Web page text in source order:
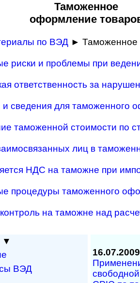
Таможенное
оформление
по ВЭД ► Таможенное
риски и проблемы при
ответственность за
сведения для таможенного
таможенной стоимости по
лиц в
НДС на таможне при
процедуры таможенного
на таможне над
▼
ВЭД
16.07.2009